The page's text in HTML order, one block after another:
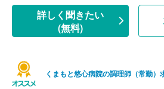
【昇給】あり（1月あたり
【退職金】あり※退職金共
詳しく聞きたい
(無料)
くまもと悠心病院の調理師（常勤）